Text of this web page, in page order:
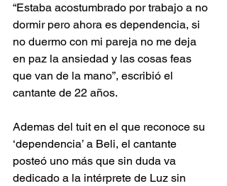
“Estaba acostumbrado por trabajo a no
dormir pero ahora es dependencia, si
no duermo con mi pareja no me deja
en paz la ansiedad y las cosas feas
que van de la mano”, escribió el
cantante de 22 años.
Ademas del tuit en el que reconoce su
‘dependencia’ a Beli, el cantante
posteó uno más que sin duda va
dedicado a la intérprete de Luz sin